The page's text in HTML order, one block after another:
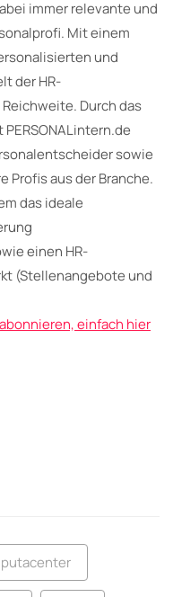
immer relevante und
Mit einem
und
der HR-
Durch das
sowie
Profis aus der Branche.
das ideale
einen HR-
(Stellenangebote und
einfach hier